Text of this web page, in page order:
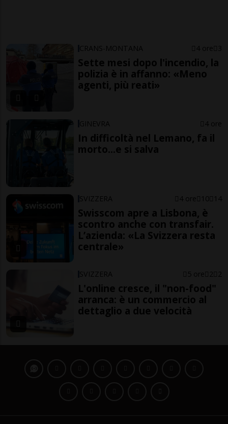
CRANS-MONTANA 4 ore 3
Sette mesi dopo l'incendio, la
polizia è in affanno: «Meno
agenti, più reati»
GINEVRA 4 ore
In difficoltà nel Lemano, fa il
morto...e si salva
SVIZZERA 4 ore 10 14
Swisscom apre a Lisbona, è
scontro anche con transfair.
L’azienda: «La Svizzera resta
centrale»
SVIZZERA 5 ore 2 2
L'online cresce, il "non-food"
arranca: è un commercio al
dettaglio a due velocità